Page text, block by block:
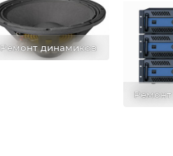
Ремонт динамиков
Ремонт